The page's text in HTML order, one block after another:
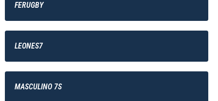
FERUGBY
LEONES7
MASCULINO 7S